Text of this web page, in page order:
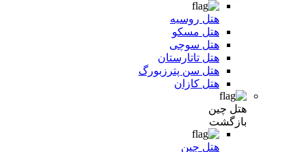
هتل روسیه
هتل مسکو
هتل سوچی
هتل تاتارستان
هتل سن پترزبورگ
هتل کازان
هتل چین
بازگشت
هتل چین